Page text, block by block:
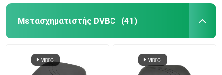
Μετασχηματιστής DVBC (41)